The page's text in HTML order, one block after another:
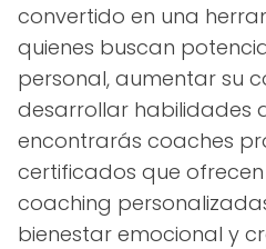
convertido en una
quienes buscan
personal, aumentar su
desarrollar habilidades
encontrarás coaches
certificados que ofrecen
coaching
bienestar emocional y